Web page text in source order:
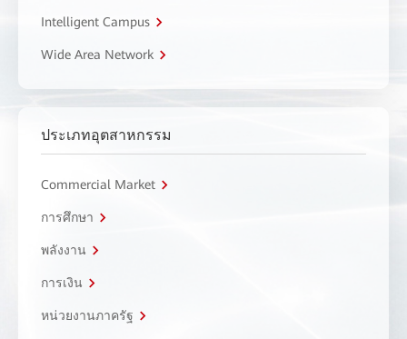
Intelligent Campus
Wide Area Network
ประเภทอุตสาหกรรม
Commercial Market
การศึกษา
พลังงาน
การเงิน
หน่วยงานภาครัฐ